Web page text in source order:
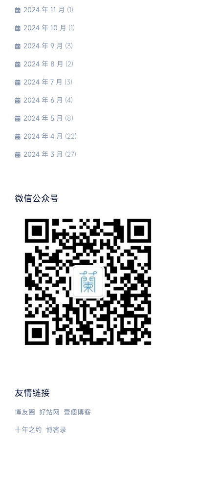
2024 年 11 月 (1)
2024 年 10 月 (1)
2024 年 9 月 (3)
2024 年 8 月 (2)
2024 年 7 月 (3)
2024 年 6 月 (4)
2024 年 5 月 (8)
2024 年 4 月 (22)
2024 年 3 月 (27)
微信公众号
友情链接
博友圈 好站网 壹個博客
十年之约 博客录